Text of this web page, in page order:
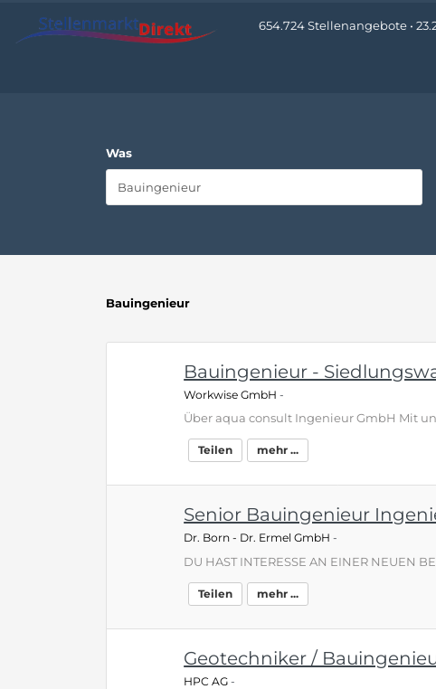
654.724 Stellenangebote •
Was
Bauingenieur
Bauingenieur -
Workwise GmbH-
Teilen mehr ...
Senior Bauingenieur
Dr. Born - Dr. Ermel GmbH-
Teilen mehr ...
Geotechniker /
HPC AG-